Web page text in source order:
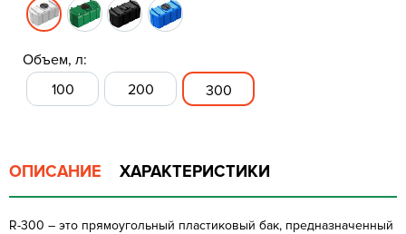
Объем, л:
100
200 300
ОПИСАНИЕ ХАРАКТЕРИСТИКИ
R-300 – это прямоугольный пластиковый бак, предназначенный